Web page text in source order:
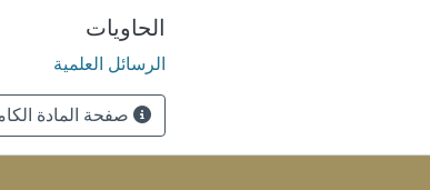
الحاويات
الرسائل العلمية
صفحة المادة